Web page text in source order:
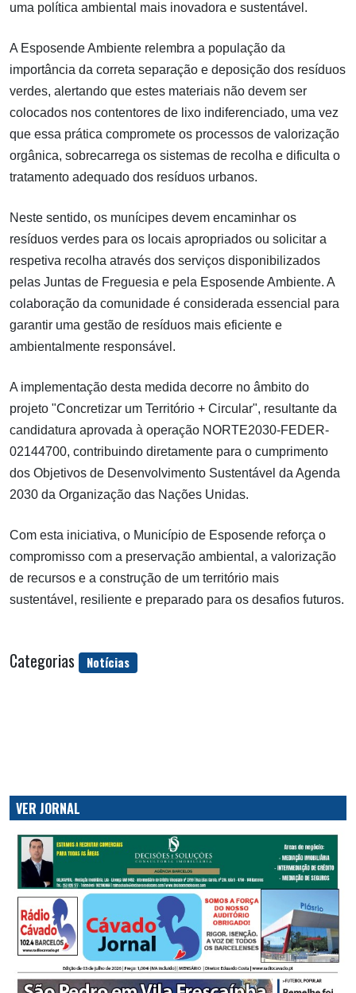
uma política ambiental mais inovadora e sustentável.
A Esposende Ambiente relembra a população da
importância da correta separação e deposição dos resíduos
verdes, alertando que estes materiais não devem ser
colocados nos contentores de lixo indiferenciado, uma vez
que essa prática compromete os processos de valorização
orgânica, sobrecarrega os sistemas de recolha e dificulta o
tratamento adequado dos resíduos urbanos.
Neste sentido, os munícipes devem encaminhar os
resíduos verdes para os locais apropriados ou solicitar a
respetiva recolha através dos serviços disponibilizados
pelas Juntas de Freguesia e pela Esposende Ambiente. A
colaboração da comunidade é considerada essencial para
garantir uma gestão de resíduos mais eficiente e
ambientalmente responsável.
A implementação desta medida decorre no âmbito do
projeto "Concretizar um Território + Circular", resultante da
candidatura aprovada à operação NORTE2030-FEDER-
02144700, contribuindo diretamente para o cumprimento
dos Objetivos de Desenvolvimento Sustentável da Agenda
2030 da Organização das Nações Unidas.
Com esta iniciativa, o Município de Esposende reforça o
compromisso com a preservação ambiental, a valorização
de recursos e a construção de um território mais
sustentável, resiliente e preparado para os desafios futuros.
Categorias Notícias
VER JORNAL